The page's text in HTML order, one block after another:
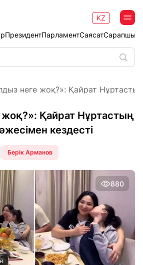
ПрезидентПарламентСаясат
KZ
неге жоқ?»: Қайрат
Қайрат Нұртастың
кездесті
Берік Арманов
880